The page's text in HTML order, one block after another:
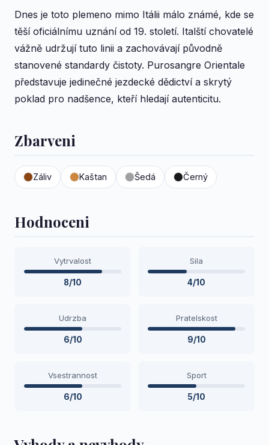
Dnes je toto plemeno mimo Itálii málo známé, kde se
těší oficiálnímu uznání od 19. století. Italští chovatelé
vážně udržují tuto linii a zachovávají původně
stanovené standardy čistoty. Purosangre Orientale
představuje jedinečné jezdecké dědictví a skrytý
poklad pro nadšence, kteří hledají autenticitu.
Zbarveni
Záliv Kaštan Šedá Černý
Hodnoceni
Vytrvalost
8/10
Sila
4/10
Udrzba
6/10
Pratelskost
9/10
Vsestrannost
6/10
Sport
5/10